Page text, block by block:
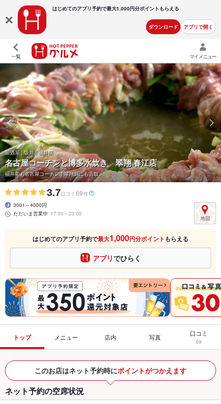
はじめてのアプリ予約で最大1,000円分ポイントもらえる
ダウンロード アプリで開く
一覧 マイメニュー
居酒屋 | 坂井 | 福井県
名古屋コーチンと博多水炊き 翠翔 春江店
福井でも名古屋コーチン！翠翔鍋にも舌鼓。
3.7口コミ 69件
3001～4000円
ただいま営業中 17:00～23:00
はじめてのアプリ予約で最大1,000円分ポイント もらえる
アプリでひらく
トップ メニュー 店内 写真 口コミ
69
このお店はネット予約時にポイントがつかえます
ネット予約の空席状況